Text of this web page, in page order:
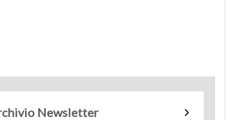
Newsletter